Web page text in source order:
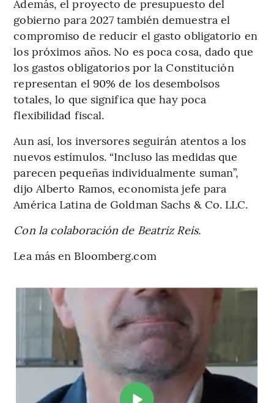
Además, el proyecto de presupuesto del
gobierno para 2027 también demuestra el
compromiso de reducir el gasto obligatorio en
los próximos años. No es poca cosa, dado que
los gastos obligatorios por la Constitución
representan el 90% de los desembolsos
totales, lo que significa que hay poca
flexibilidad fiscal.
Aun así, los inversores seguirán atentos a los
nuevos estímulos. “Incluso las medidas que
parecen pequeñas individualmente suman”,
dijo Alberto Ramos, economista jefe para
América Latina de Goldman Sachs & Co. LLC.
Con la colaboración de Beatriz Reis.
Lea más en Bloomberg.com